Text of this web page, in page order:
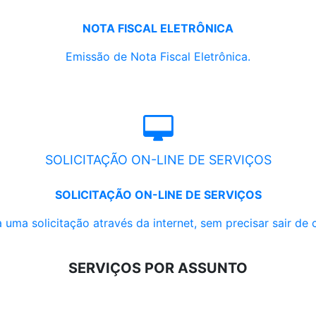
NOTA FISCAL ELETRÔNICA
Emissão de Nota Fiscal Eletrônica.
SOLICITAÇÃO ON-LINE DE SERVIÇOS
SOLICITAÇÃO ON-LINE DE SERVIÇOS
uma solicitação através da internet, sem precisar sair de
SERVIÇOS POR ASSUNTO